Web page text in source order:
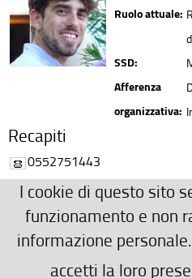
Ruolo attuale:
SSD:
Afferenza
organizzativa:
Recapiti
0552751443
gianmarco.gurioli(AT)unifi.it
Ulteriori Recapiti
Dipartimento di Matematica e
stanza 205 (secondo piano)
I cookie di questo sito
funzionamento e non
informazione
accetti la loro